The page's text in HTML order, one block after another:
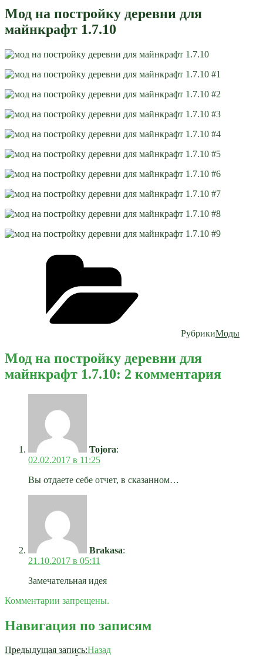
Мод на постройку деревни для
майнкрафт 1.7.10
РубрикиМоды
Мод на постройку деревни для
майнкрафт 1.7.10: 2 комментария
Tojora:
02.02.2017 в 11:25
Вы отдаете себе отчет, в сказанном…
Brakasa:
21.10.2017 в 05:11
Замечательная идея
Комментарии запрещены.
Навигация по записям
Предыдущая запись:Назад